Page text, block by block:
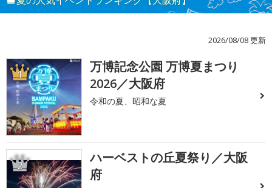
2026/08/08 更新
1
万博記念公園 万博夏まつり
2026／大阪府
令和の夏、昭和な夏
2
ハーベストの丘夏祭り／大阪
府